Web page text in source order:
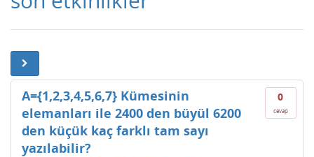
0
cevap
A={1,2,3,4,5,6,7} Kümesinin
elemanları ile 2400 den büyül 6200
den küçük kaç farklı tam sayı
yazılabilir?